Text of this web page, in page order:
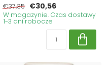
€37,35 €30,56
W magazynie. Czas dostawy
1-3 dni robocze